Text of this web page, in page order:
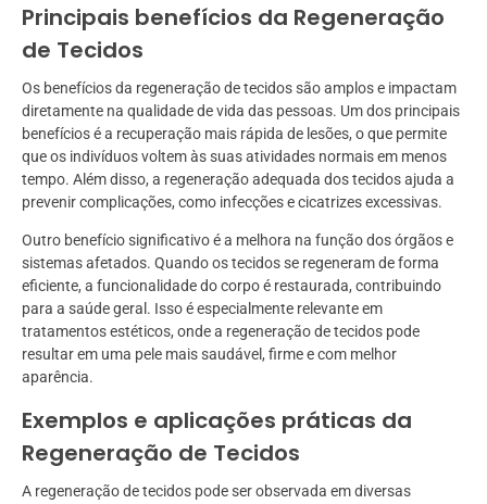
Principais benefícios da Regeneração
de Tecidos
Os benefícios da regeneração de tecidos são amplos e impactam
diretamente na qualidade de vida das pessoas. Um dos principais
benefícios é a recuperação mais rápida de lesões, o que permite
que os indivíduos voltem às suas atividades normais em menos
tempo. Além disso, a regeneração adequada dos tecidos ajuda a
prevenir complicações, como infecções e cicatrizes excessivas.
Outro benefício significativo é a melhora na função dos órgãos e
sistemas afetados. Quando os tecidos se regeneram de forma
eficiente, a funcionalidade do corpo é restaurada, contribuindo
para a saúde geral. Isso é especialmente relevante em
tratamentos estéticos, onde a regeneração de tecidos pode
resultar em uma pele mais saudável, firme e com melhor
aparência.
Exemplos e aplicações práticas da
Regeneração de Tecidos
A regeneração de tecidos pode ser observada em diversas